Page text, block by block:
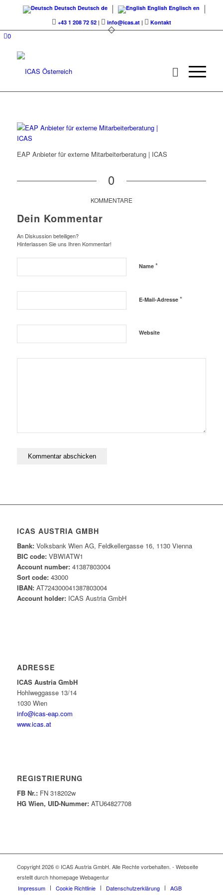
Deutsch Deutsch de English Englisch en
+43 1 208 72 52| info@icas.at| Kontakt
0
EAP Anbieter für externe Mitarbeiterberatung | ICAS
0
KOMMENTARE
Dein Kommentar
An Diskussion beteiligen?
Hinterlassen Sie uns Ihren Kommentar!
Name *
E-Mail-Adresse *
Website
ICAS AUSTRIA GMBH
Bank:Volksbank Wien AG, Feldkellergasse 16, 1130 Vienna
BIC code:VBWIATW1
Account number:41387803004
Sort code:43000
IBAN:AT724300041387803004
Account holder:ICAS Austria GmbH
ADRESSE
ICAS Austria GmbH
Hohlweggasse 13/14
1030 Wien
info@icas-eap.com
www.icas.at
REGISTRIERUNG
FB Nr.:FN 318202w
HG Wien, UID-Nummer:ATU64827708
Copyright 2026 © ICAS Austria GmbH. Alle Rechte vorbehalten. - Webseite
erstellt durch hhomepage Webagentur
Impressum
Cookie Richtlinie Datenschutzerklärung AGB